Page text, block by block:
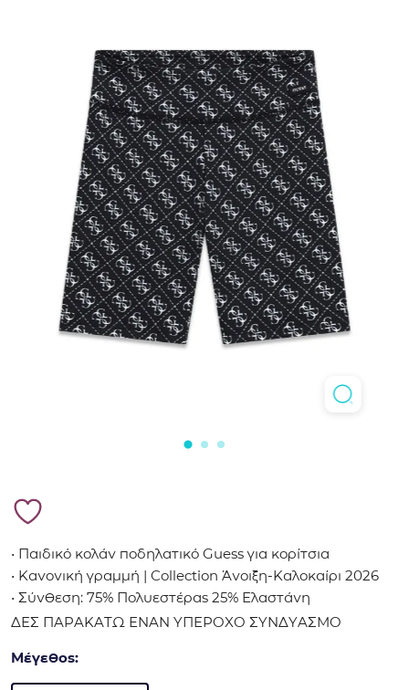
• Παιδικό κολάν ποδηλατικό Guess για κορίτσια
• Κανονική γραμμή | Collection Άνοιξη-Καλοκαίρι 2026
• Σύνθεση: 75% Πολυεστέρας 25% Ελαστάνη
ΔΕΣ ΠΑΡΑΚΑΤΩ ΕΝΑΝ ΥΠΕΡΟΧΟ ΣΥΝΔΥΑΣΜΟ
Μέγεθος: